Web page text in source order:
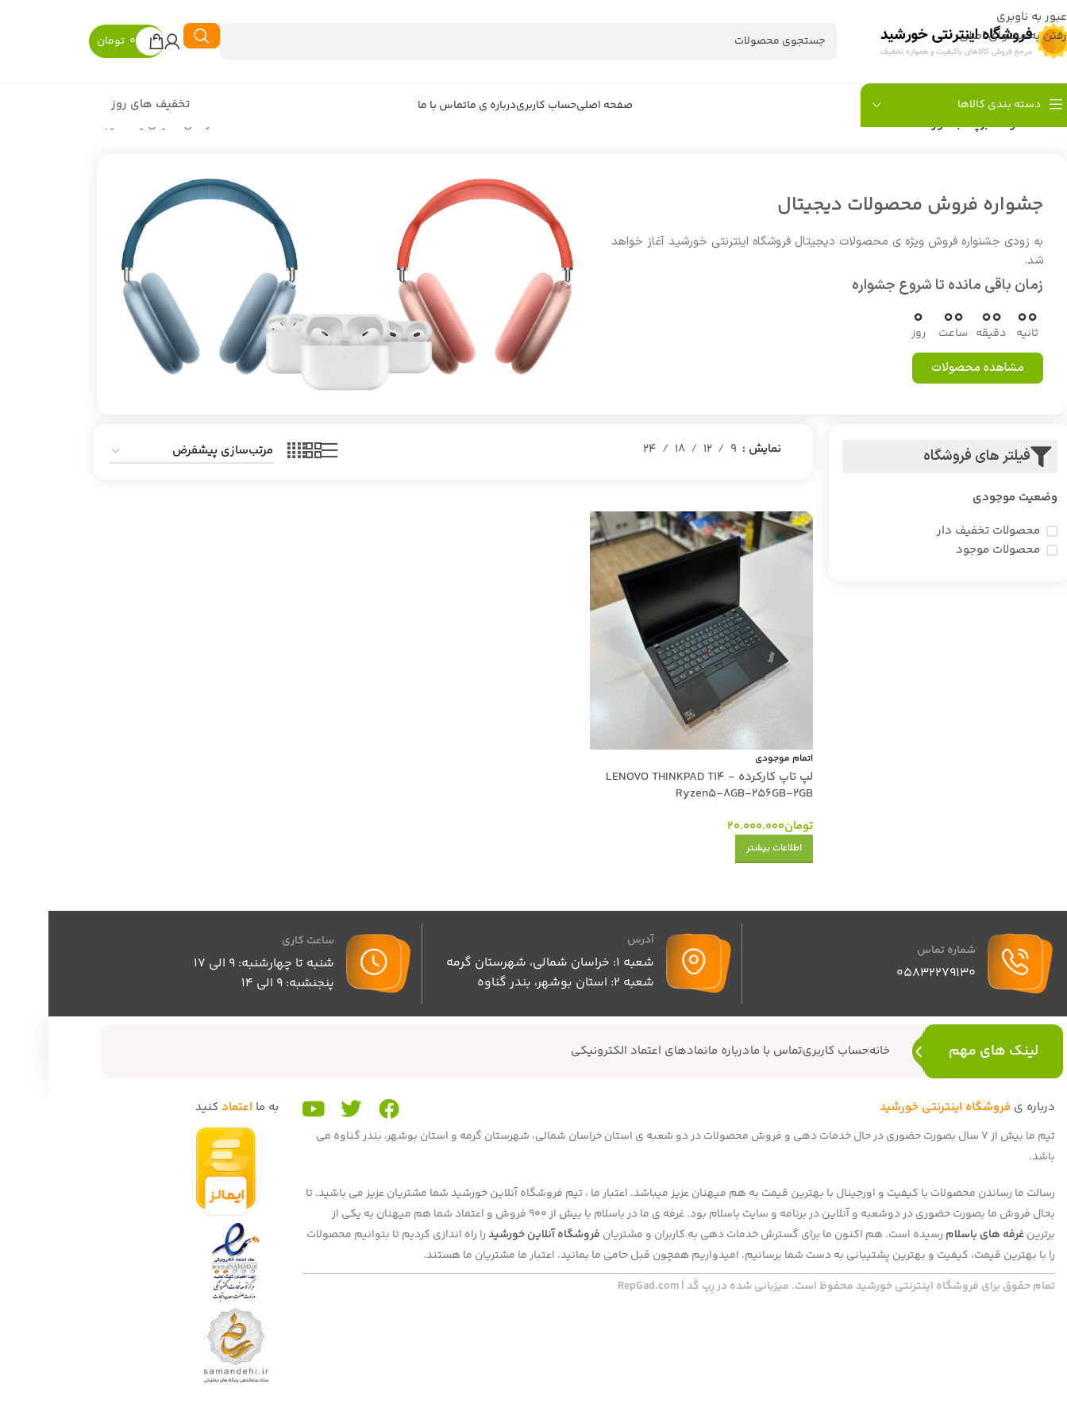
عبور به ناوبری
رفتن به محتوای اصلی
تومان 0
دسته بندی کالاها صفحه اصلیحساب کاربریدرباره ی ماتماس با ما
تخفیف های روز
خانه/محصولات برچسب خورده “LENOVO TINKPAD T14” در حال نمایش یک نتیجه
جشواره فروش محصولات دیجیتال
به زودی جشنواره فروش ویژه ی محصولات دیجیتال فروشگاه اینترنتی خورشید آغاز خواهد
شد.
زمان باقی مانده تا شروع جشواره
0
روز
00
ساعت
00
دقیقه
00
ثانیه
مشاهده محصولات
فیلتر های فروشگاه
وضعیت موجودی
محصولات تخفیف دار
محصولات موجود
نمایش 9
12
18
24
اتمام موجودی
لپ تاپ کارکرده LENOVO THINKPAD T14 -
Ryzen5-8GB-256GB-2GB
تومان20.000.000
اطلاعات بیشتر
شماره تماس
05832279130
آدرس
شعبه 1: خراسان شمالی، شهرستان گرمه
شعبه 2: استان بوشهر، بندر گناوه
ساعت کاری
شنبه تا چهارشنبه: 9 الی 17
پنجنشبه: 9 الی 14
لینک های مهم خانهحساب کاربریتماس با مادرباره مانمادهای اعتماد الکترونیکی
درباره ی فروشگاه اینترنتی خورشید
تیم ما بیش از 7 سال بصورت حضوری در حال خدمات دهی و فروش محصولات در دو شعبه ی استان خراسان شمالی، شهرستان گرمه و استان بوشهر، بندر گناوه می
باشد.
رسالت ما رساندن محصولات با کیفیت و اورجینال با بهترین قیمت به هم میهنان عزیز میباشد. اعتبار ما ، تیم فروشگاه آنلاین خورشید شما مشتریان عزیز می باشید. تا
بحال فروش ما بصورت حضوری در دوشعبه و آنلاین در برنامه و سایت باسلام بود. غرفه ی ما در باسلام با بیش از 900 فروش و اعتماد شما هم میهنان به یکی از
برترینغرفه های باسلام رسیده است. هم اکنون ما برای گسترش خدمات دهی به کاربران و مشتریان فروشگاه آنلاین خورشیدرا راه اندازی کردیم تا بتوانیم محصولات
را با بهترین قیمت، کیفیت و بهترین پشتیبانی به دست شما برسانیم. امیدواریم همچون قبل حامی ما بمانید. اعتبار ما مشتریان ما هستند.
تمام حقوق برای فروشگاه اینترنتی خورشید محفوظ است. میزبانی شده در رِپ گَد | RepGad.com
به ما اعتمادکنید